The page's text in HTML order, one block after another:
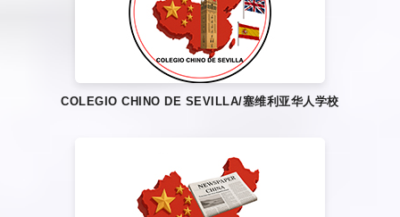
COLEGIO CHINO DE SEVILLA/塞维利亚华人学校